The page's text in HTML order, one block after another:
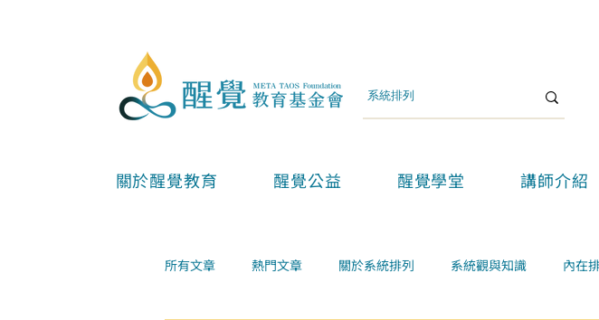
關於醒覺教育 醒覺公益 醒覺學堂 講師介紹
所有文章 熱門文章 關於系統排列 系統觀與知識 內在